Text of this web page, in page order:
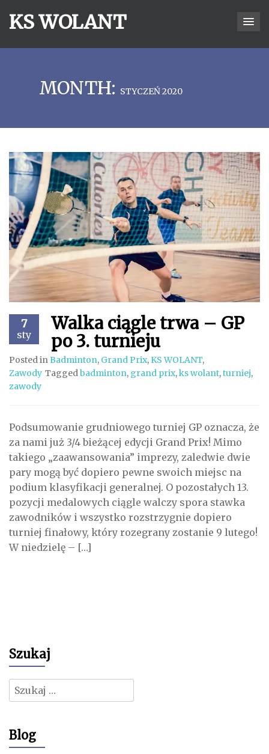
KS WOLANT
MONTH: STYCZEŃ 2020
7
sty
Walka ciągle trwa – GP
po 3. turnieju
Posted inBadminton, Grand Prix, KS WOLANT,
Zawody Taggedbadminton, grand prix,ks wolant,turniej,
zawody
Podsumowanie grudniowego turniej GP oznacza, że
za nami już 3/4 bieżącej edycji Grand Prix! Mimo
takiego „zaawansowania” imprezy, zaledwie dwie
pary mogą być dopiero pewne swoich miejsc na
podium klasyfikacji generalnej. O pozostałych 13.
pozycji medalowych ciągle walczy spora stawka
zawodników i wszystko rozstrzygnie dopiero
turniej finałowy, który rozegrany zostanie 9 lutego!
W niedzielę – […]
Szukaj
Szukaj:
Blog